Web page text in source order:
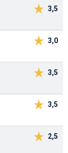
3,5
3,0
3,5
3,5
2,5